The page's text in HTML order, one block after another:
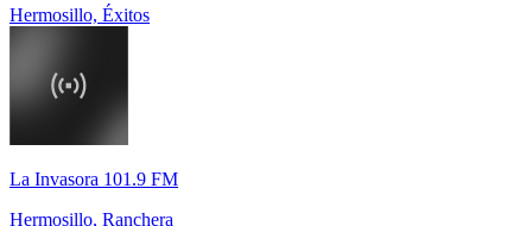
Hermosillo, Éxitos
La Invasora 101.9 FM
Hermosillo, Ranchera